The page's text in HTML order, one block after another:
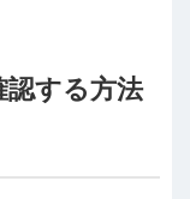
認する方法